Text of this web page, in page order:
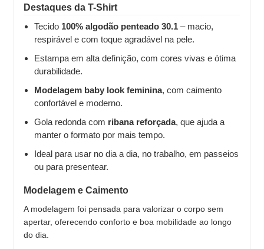
Destaques da T-Shirt
Tecido 100% algodão penteado 30.1 – macio,
respirável e com toque agradável na pele.
Estampa em alta definição, com cores vivas e ótima
durabilidade.
Modelagem baby look feminina, com caimento
confortável e moderno.
Gola redonda com ribana reforçada, que ajuda a
manter o formato por mais tempo.
Ideal para usar no dia a dia, no trabalho, em passeios
ou para presentear.
Modelagem e Caimento
A modelagem foi pensada para valorizar o corpo sem
apertar, oferecendo conforto e boa mobilidade ao longo
do dia.